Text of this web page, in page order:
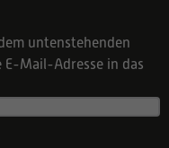
untenstehenden
E-Mail-Adresse in das